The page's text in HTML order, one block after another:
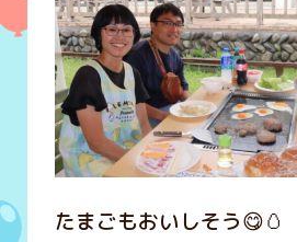
たまごもおいしそう😋🥚